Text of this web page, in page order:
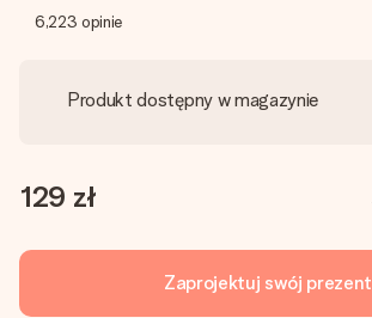
6,223 opinie
Produkt dostępny w magazynie
129 zł
Zaprojektuj swój prezent